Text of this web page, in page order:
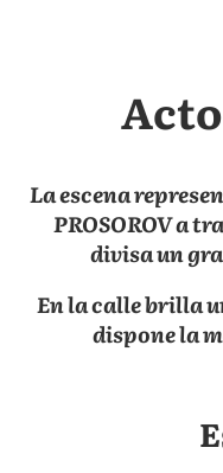
La escena
PROSOROV a
divisa un
En la calle brilla
dispone la